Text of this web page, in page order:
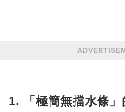
1. 「極簡無擋水條